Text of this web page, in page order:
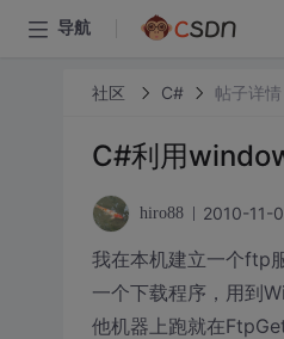
导航
社区 C# 帖子详情
C#利用
hiro88 2010-11-
我在本机建立一个ftp
一个下载程序，用到
他机器上跑就在